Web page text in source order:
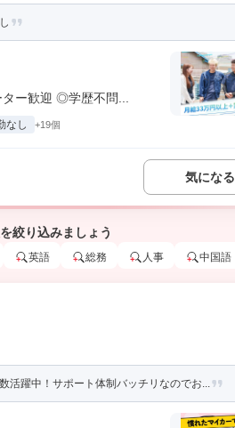
ー歓迎 ◎学歴不問...
なし +19個
気になる
絞り込みましょう
英語 総務 人事 中国語
活躍中！サポート体制バッチリなのでお...